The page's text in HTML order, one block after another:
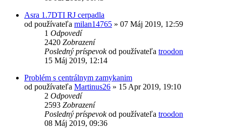
Asra 1.7DTI RJ cerpadla
od používateľa milan14765 » 07 Máj 2019, 12:59
1 Odpovedí
2420 Zobrazení
Posledný príspevokod používateľa troodon
15 Máj 2019, 12:14
Problém s centrálnym zamykanim
od používateľa Martinus26 » 15 Apr 2019, 19:10
2 Odpovedí
2593 Zobrazení
Posledný príspevokod používateľa troodon
08 Máj 2019, 09:36